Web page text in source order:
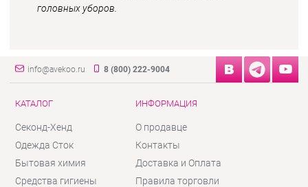
головных уборов.
info@avekoo.ru 8 (800) 222-9004
КАТАЛОГ
Секонд-Хенд
Одежда Сток
Бытовая химия
Средства гигиены
ИНФОРМАЦИЯ
О продавце
Контакты
Доставка и Оплата
Правила торговли